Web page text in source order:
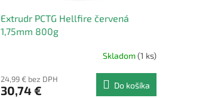
Extrudr PCTG Hellfire červená
1,75mm 800g
Skladom(1 ks)
24,99 € bez DPH
30,74 € Do košíka